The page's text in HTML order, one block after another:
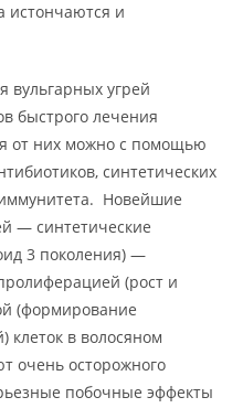
истончаются и
вульгарных угрей
быстрого лечения
от них можно с помощью
синтетических
Новейшие
— синтетические
3 поколения) —
(рост и
(формирование
клеток в волосяном
очень осторожного
побочные эффекты